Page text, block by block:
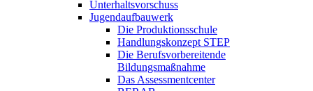
Unterhaltsvorschuss
Jugendaufbauwerk
Die Produktionsschule
Handlungskonzept STEP
Die Berufsvorbereitende
Bildungsmaßnahme
Das Assessmentcenter